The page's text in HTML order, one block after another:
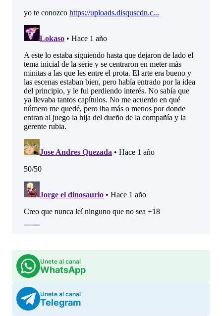
Unete al canal
WhatsApp
Unete al canal
Telegram